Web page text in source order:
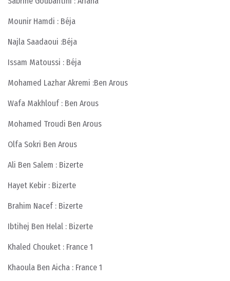
Mounir Hamdi : Béja
Najla Saadaoui :Béja
Issam Matoussi : Béja
Mohamed Lazhar Akremi :Ben Arous
Wafa Makhlouf : Ben Arous
Mohamed Troudi Ben Arous
Olfa Sokri Ben Arous
Ali Ben Salem : Bizerte
Hayet Kebir : Bizerte
Brahim Nacef : Bizerte
Ibtihej Ben Helal : Bizerte
Khaled Chouket : France 1
Khaoula Ben Aicha : France 1